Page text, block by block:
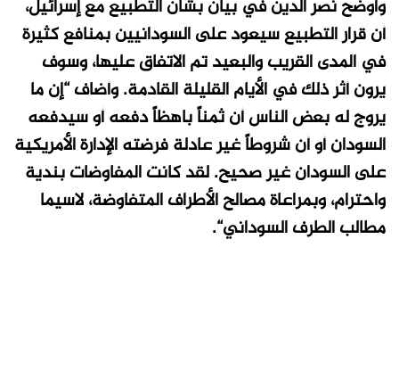
وأوضح نصر الدين في بيان بشأن التطبيع مع إسرائيل،
أن قرار التطبيع سيعود على السودانيين بمنافع كثيرة
في المدى القريب والبعيد تم الاتفاق عليها، وسوف
يرون أثر ذلك في الأيام القليلة القادمة. وأضاف “إن ما
يروج له بعض الناس أن ثمناً باهظاً دفعه أو سيدفعه
السودان أو أن شروطاً غير عادلة فرضته الإدارة الأمريكية
على السودان غير صحيح. لقد كانت المفاوضات بندية
واحترام، وبمراعاة مصالح الأطراف المتفاوضة، لاسيما
مطالب الطرف السوداني“.